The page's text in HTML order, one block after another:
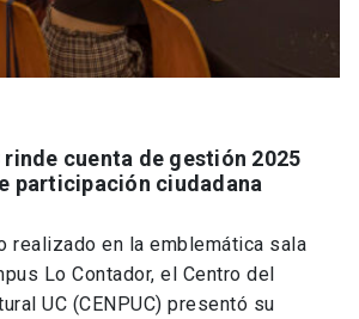
rinde cuenta de gestión 2025
participación ciudadana
realizado en la emblemática sala
Lo Contador, el Centro del
UC (CENPUC) presentó su